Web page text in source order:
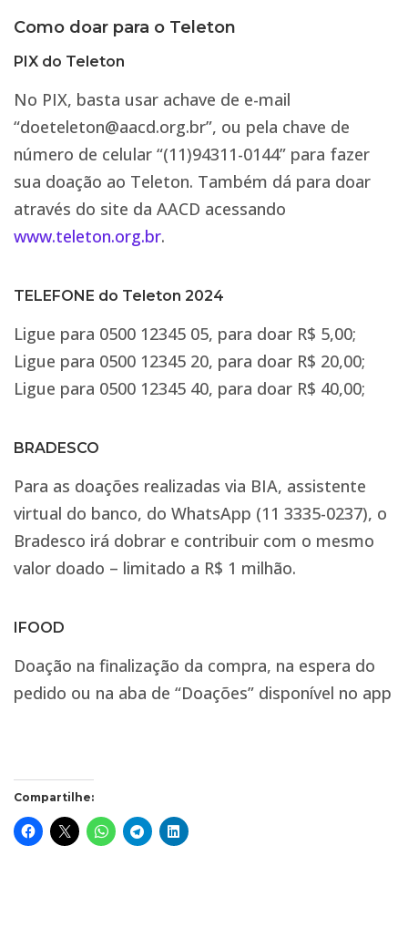
Como doar para o Teleton
PIX do Teleton
No PIX, basta usar achave de e-mail
“doeteleton@aacd.org.br”, ou pela chave de
número de celular “(11)94311-0144” para fazer
sua doação ao Teleton. Também dá para doar
através do site da AACD acessando
www.teleton.org.br.
TELEFONE do Teleton 2024
Ligue para 0500 12345 05, para doar R$ 5,00;
Ligue para 0500 12345 20, para doar R$ 20,00;
Ligue para 0500 12345 40, para doar R$ 40,00;
BRADESCO
Para as doações realizadas via BIA, assistente
virtual do banco, do WhatsApp (11 3335-0237), o
Bradesco irá dobrar e contribuir com o mesmo
valor doado – limitado a R$ 1 milhão.
IFOOD
Doação na finalização da compra, na espera do
pedido ou na aba de “Doações” disponível no app
Compartilhe: